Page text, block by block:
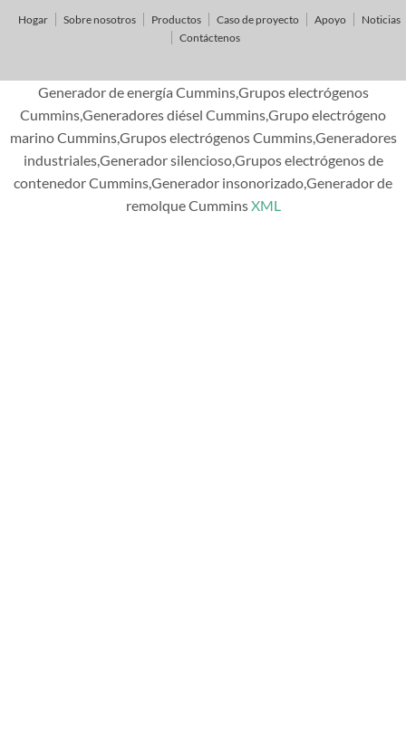
Hogar Sobre nosotros Productos Caso de proyecto Apoyo
Noticias
Contáctenos
Generador de energía Cummins,Grupos electrógenos
Cummins,Generadores diésel Cummins,Grupo electrógeno
marino Cummins,Grupos electrógenos Cummins,Generadores
industriales,Generador silencioso,Grupos electrógenos de
contenedor Cummins,Generador insonorizado,Generador de
remolque CumminsXML